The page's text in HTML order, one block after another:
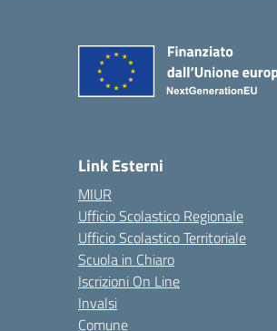
Link Esterni
MIUR
Ufficio Scolastico Regionale
Ufficio Scolastico Territoriale
Scuola in Chiaro
Iscrizioni On Line
Invalsi
Comune